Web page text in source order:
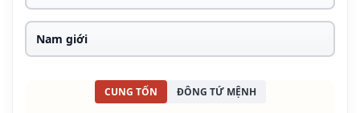
CUNG TỐN ĐÔNG TỨ MỆNH